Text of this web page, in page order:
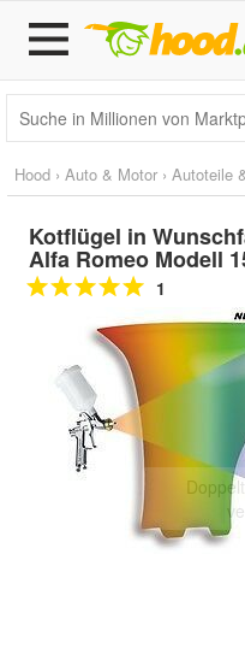
Hood › Auto & Motor › Autoteile
Kotflügel in
Alfa Romeo Modell
1